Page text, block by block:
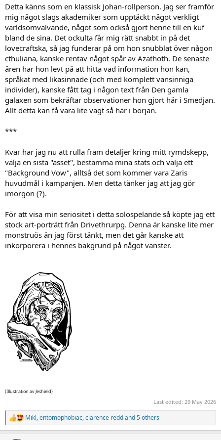
Detta känns som en klassisk Johan-rollperson. Jag ser framför
mig något slags akademiker som upptäckt något verkligt
världsomvälvande, något som också gjort henne till en kuf
bland de sina. Det ockulta får mig rätt snabbt in på det
lovecraftska, så jag funderar på om hon snubblat över någon
cthuliana, kanske rentav något spår av Azathoth. De senaste
åren har hon levt på att hitta vad information hon kan,
språkat med likasinnade (och med komplett vansinniga
individer), kanske fått tag i någon text från Den gamla
galaxen som bekräftar observationer hon gjort här i Smedjan.
Allt detta kan få vara lite vagt så här i början.
***
Kvar har jag nu att rulla fram detaljer kring mitt rymdskepp,
välja en sista "asset", bestämma mina stats och välja ett
"Background Vow", alltså det som kommer vara Zaris
huvudmål i kampanjen. Men detta tänker jag att jag gör
imorgon (?).
För att visa min seriositet i detta solospelande så köpte jag ett
stock art-porträtt från Drivethrurpg. Denna är kanske lite mer
monstruös än jag först tänkt, men det går kanske att
inkorporera i hennes bakgrund på något vänster.
(Illustration av Jeshield)
Last edited: 29 May 2026
R
e
Mikl,entomophobiac,clarence reddand 5 others